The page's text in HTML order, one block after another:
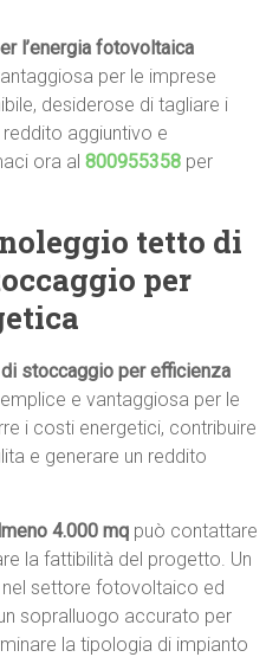
l’energia fotovoltaica
per le imprese
desiderose di tagliare i
aggiuntivo e
ora al800955358 per
tetto di
per
stoccaggio per efficienza
e vantaggiosa per le
i costi energetici, contribuire
e generare un reddito
4.000 mq può contattare
la fattibilità del progetto. Un
settore fotovoltaico ed
sopralluogo accurato per
la tipologia di impianto